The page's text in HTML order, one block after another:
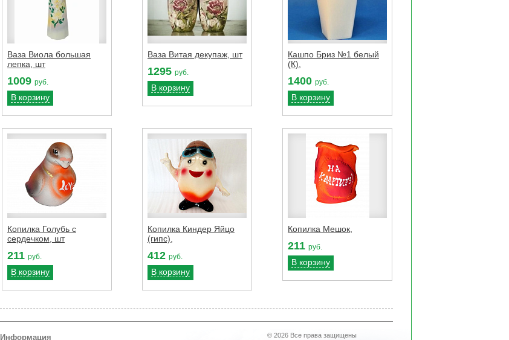
Ваза Виола большая
лепка, шт
1009 руб.
В корзину
Ваза Витая декупаж, шт
1295 руб.
В корзину
Кашпо Бриз №1 белый
(К),
1400 руб.
В корзину
Копилка Голубь с
сердечком, шт
211 руб.
В корзину
Копилка Киндер Яйцо
(гипс),
412 руб.
В корзину
Копилка Мешок,
211 руб.
В корзину
Информация © 2026 Все права защищены